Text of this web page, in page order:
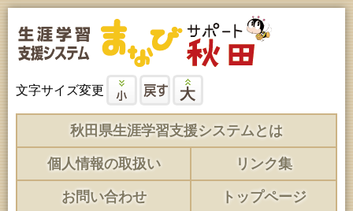
文字サイズ変更
秋田県生涯学習支援システムとは
個人情報の取扱い リンク集
お問い合わせ トップページ